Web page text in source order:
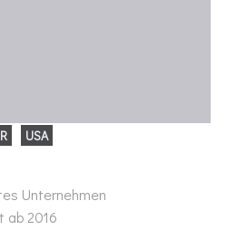
USA
Unternehmen
ab 2016